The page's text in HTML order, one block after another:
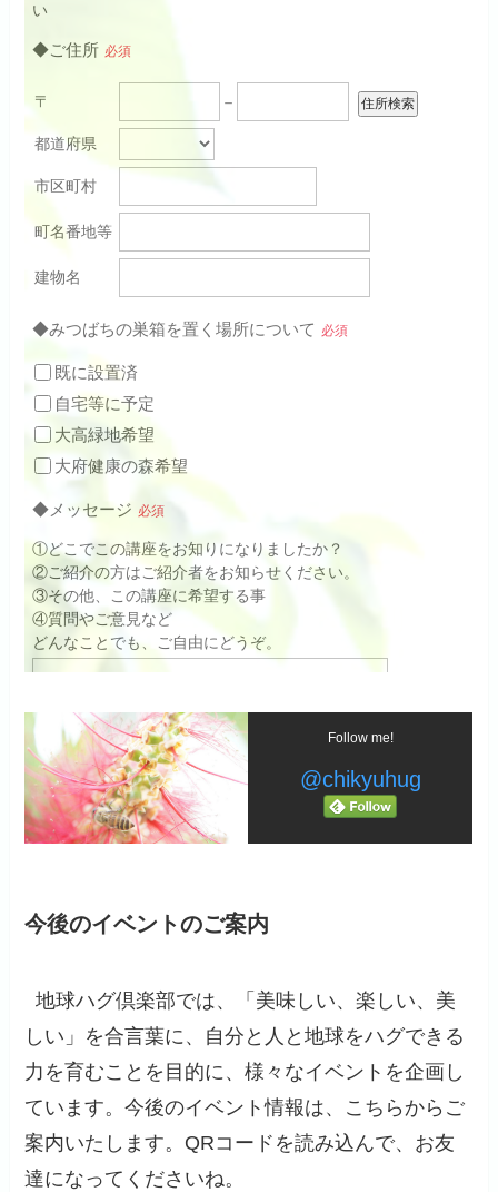
Follow me!
@chikyuhug
今後のイベントのご案内
地球ハグ倶楽部では、「美味しい、楽しい、美
しい」を合言葉に、自分と人と地球をハグできる
力を育むことを目的に、様々なイベントを企画し
ています。今後のイベント情報は、こちらからご
案内いたします。QRコードを読み込んで、お友
達になってくださいね。